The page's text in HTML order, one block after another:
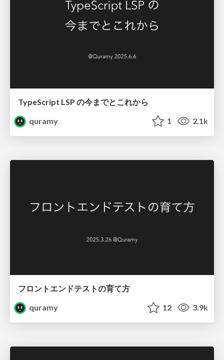
TypeScript LSP の今までとこれから
quramy
1 2.1k
フロントエンドテストの育て方
quramy
12 3.9k